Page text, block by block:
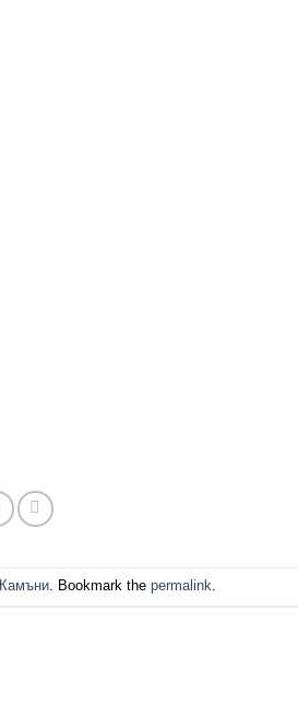
Камъни. Bookmark the permalink.